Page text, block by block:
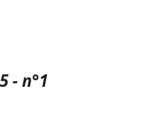
- n°1